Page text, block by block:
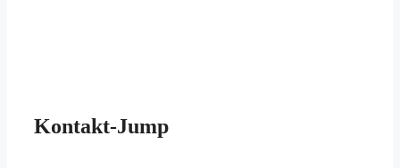
Kontakt-Jump